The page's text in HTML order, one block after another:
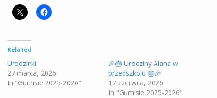
Related
Urodzinki
27 marca, 2026
In "Gumisie 2025-2026"
🎉🎂 Urodziny Alana w
przedszkolu 🎂🎉
17 czerwca, 2026
In "Gumisie 2025-2026"